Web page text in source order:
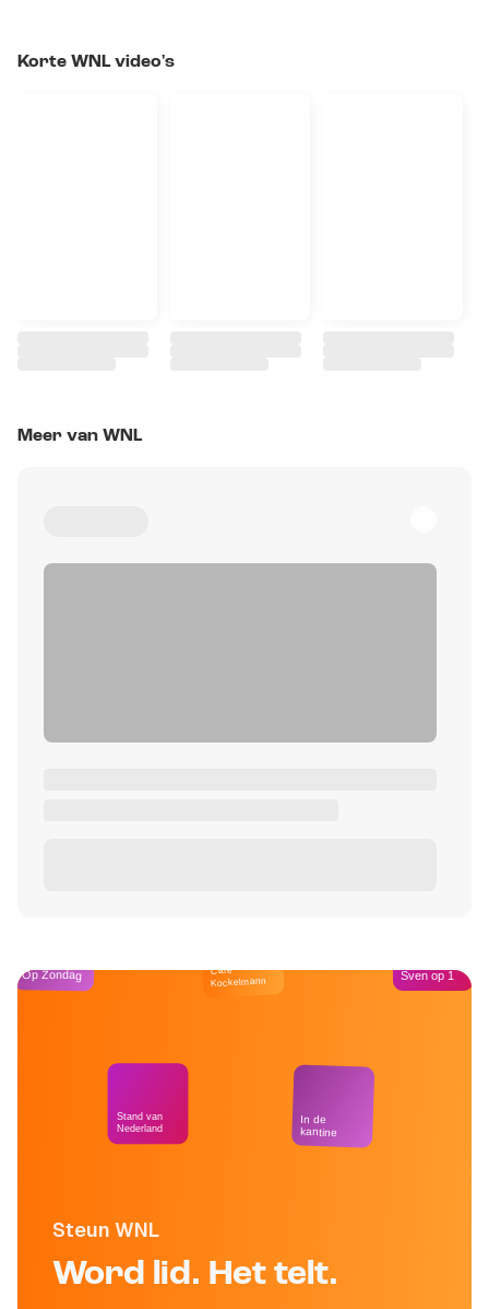
Korte WNL video's
Meer van WNL
Steun WNL
Word lid. Het telt.
Op Zondag
Stand van
Nederland
Café
Kockelmann
In de
kantine
Sven op 1